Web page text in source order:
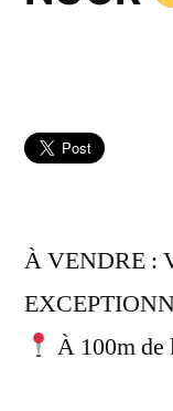
À VENDRE :
À 100m de